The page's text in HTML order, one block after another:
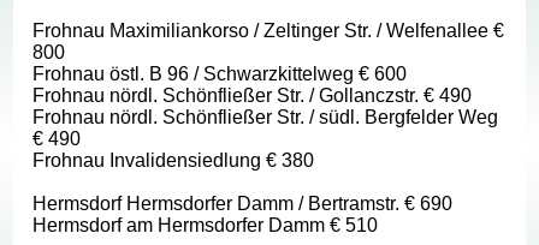
Frohnau Maximiliankorso / Zeltinger Str. / Welfenallee €
800
Frohnau östl. B 96 / Schwarzkittelweg € 600
Frohnau nördl. Schönfließer Str. / Gollanczstr. € 490
Frohnau nördl. Schönfließer Str. / südl. Bergfelder Weg
€ 490
Frohnau Invalidensiedlung € 380
Hermsdorf Hermsdorfer Damm / Bertramstr. € 690
Hermsdorf am Hermsdorfer Damm € 510